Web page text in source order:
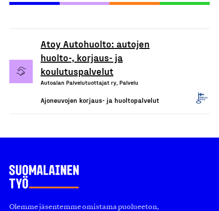
Atoy Autohuolto: autojen
huolto-, korjaus- ja
koulutuspalvelut
Autoalan Palvelutuottajat ry, Palvelu
Ajoneuvojen korjaus- ja huoltopalvelut
Olemme jäsentemme omistama puolueeton,